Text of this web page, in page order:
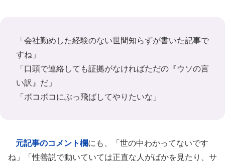
「会社勤めした経験のない世間知らずが書いた記事で
すね」
「口頭で連絡しても証拠がなければただの『ウソの言
い訳』だ」
「ボコボコにぶっ飛ばしてやりたいな」
元記事のコメント欄にも、「世の中わかってないです
ね」「性善説で動いていては正直な人がばかを見たり、サ